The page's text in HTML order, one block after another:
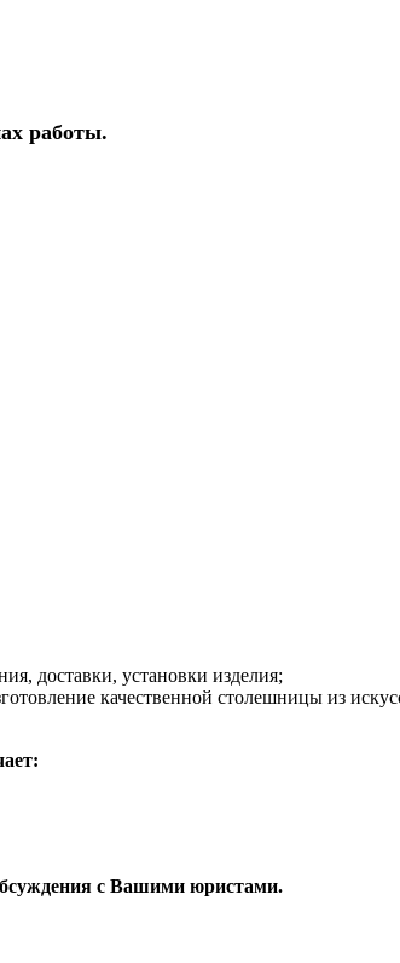
работы.
доставки, установки изделия;
качественной столешницы из
с Вашими юристами.